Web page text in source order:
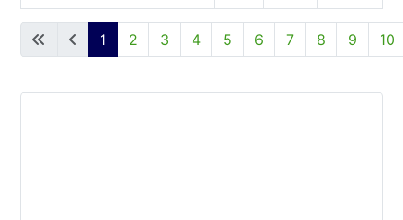
文章列表
第 1 页 共 53 页
1 2 3 4 5 6 7 8 9 10